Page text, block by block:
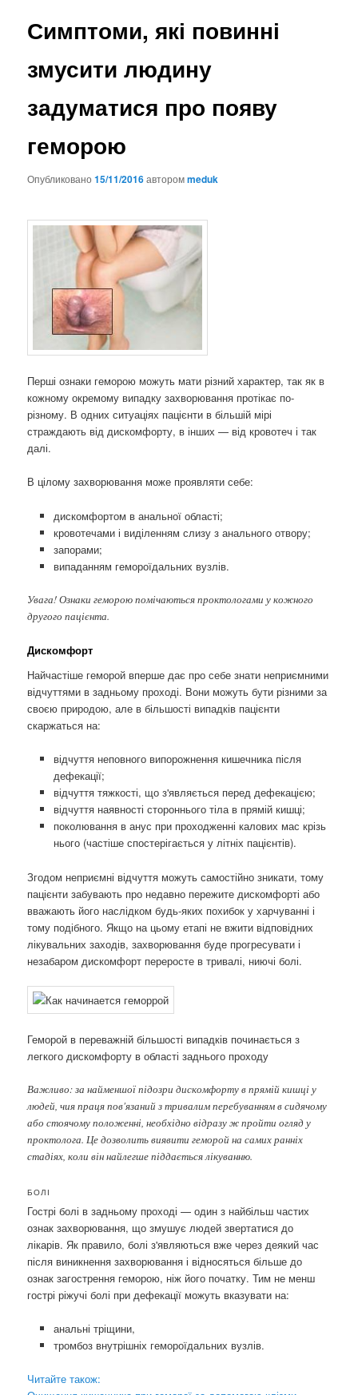
Симптоми, які повинні
змусити людину
задуматися про появу
геморою
Опубликовано15/11/2016авторомmeduk
Перші ознаки геморою можуть мати різний характер, так як в
кожному окремому випадку захворювання протікає по-
різному. В одних ситуаціях пацієнти в більшій мірі
страждають від дискомфорту, в інших — від кровотеч і так
далі.
В цілому захворювання може проявляти себе:
дискомфортом в анальної області;
кровотечами і виділенням слизу з анального отвору;
запорами;
випаданням гемороїдальних вузлів.
Увага! Ознаки геморою помічаються проктологами у кожного
другого пацієнта.
Дискомфорт
Найчастіше геморой вперше дає про себе знати неприємними
відчуттями в задньому проході. Вони можуть бути різними за
своєю природою, але в більшості випадків пацієнти
скаржаться на:
відчуття неповного випорожнення кишечника після
дефекації;
відчуття тяжкості, що з'являється перед дефекацією;
відчуття наявності стороннього тіла в прямій кишці;
поколювання в анус при проходженні калових мас крізь
нього (частіше спостерігається у літніх пацієнтів).
Згодом неприємні відчуття можуть самостійно зникати, тому
пацієнти забувають про недавно пережите дискомфорті або
вважають його наслідком будь-яких похибок у харчуванні і
тому подібного. Якщо на цьому етапі не вжити відповідних
лікувальних заходів, захворювання буде прогресувати і
незабаром дискомфорт переросте в тривалі, ниючі болі.
Геморой в переважній більшості випадків починається з
легкого дискомфорту в області заднього проходу
Важливо: за найменшої підозри дискомфорту в прямій кишці у
людей, чия праця пов'язаний з тривалим перебуванням в сидячому
або стоячому положенні, необхідно відразу ж пройти огляд у
проктолога. Це дозволить виявити геморой на самих ранніх
стадіях, коли він найлегше піддається лікуванню.
БОЛІ
Гострі болі в задньому проході — один з найбільш частих
ознак захворювання, що змушує людей звертатися до
лікарів. Як правило, болі з'являються вже через деякий час
після виникнення захворювання і відносяться більше до
ознак загострення геморою, ніж його початку. Тим не менш
гострі ріжучі болі при дефекації можуть вказувати на:
анальні тріщини,
тромбоз внутрішніх гемороїдальних вузлів.
Читайте також: